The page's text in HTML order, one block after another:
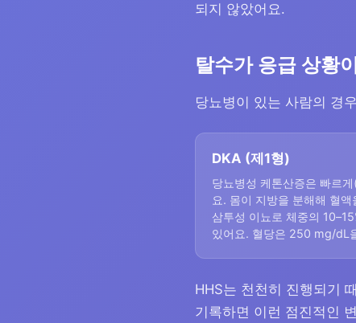
되지 않았어요.
탈수가 응급 상황
당뇨병이 있는 사람의 경
DKA (제1형)
당뇨병성 케톤산증은 빠르
요. 몸이 지방을 분해해 혈
삼투성 이뇨로 체중의
있어요. 혈당은 250 mg/dL
HHS는 천천히 진행되기
기록하면 이런 점진적인